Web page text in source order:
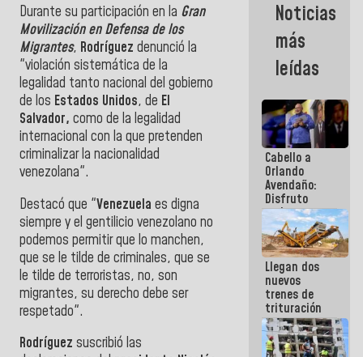
Durante su participación en la Gran
Movilización en Defensa de los
Migrantes, Rodríguez denunció la
"violación sistemática de la
legalidad tanto nacional del gobierno
de los Estados Unidos, de El
Salvador, como de la legalidad
internacional con la que pretenden
criminalizar la nacionalidad
venezolana".
Destacó que "Venezuela es digna
siempre y el gentilicio venezolano no
podemos permitir que lo manchen,
que se le tilde de criminales, que se
le tilde de terroristas, no, son
migrantes, su derecho debe ser
respetado".
Rodríguez suscribió las
emprendedores
afectados
por
terremotos
Noticias
más
leídas
Cabello a
Orlando
Avendaño:
Disfruto
cada vez
que escribes
porque lo
que haces
es
embarrarla
Llegan dos
nuevos
trenes de
trituración
para
optimizar
manejo de